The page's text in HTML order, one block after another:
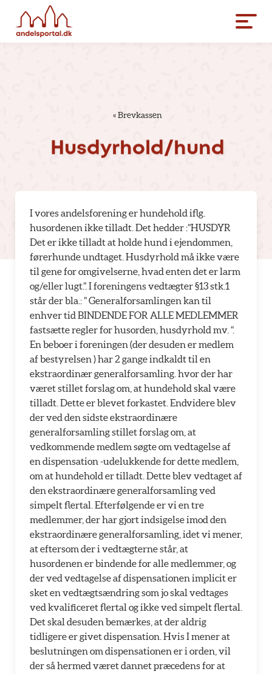
«Brevkassen
Husdyrhold/hund
I vores andelsforening er hundehold iflg.
husordenen ikke tilladt. Det hedder :”HUSDYR
Det er ikke tilladt at holde hund i ejendommen,
førerhunde undtaget. Husdyrhold må ikke være
til gene for omgivelserne, hvad enten det er larm
og/eller lugt.”. I foreningens vedtægter §13 stk.1
står der bla.: ” Generalforsamlingen kan til
enhver tid BINDENDE FOR ALLE MEDLEMMER
fastsætte regler for husorden, husdyrhold mv. “.
En beboer i foreningen (der desuden er medlem
af bestyrelsen ) har 2 gange indkaldt til en
ekstraordinær generalforsamling. hvor der har
været stillet forslag om, at hundehold skal være
tilladt. Dette er blevet forkastet. Endvidere blev
der ved den sidste ekstraordinære
generalforsamling stillet forslag om, at
vedkommende medlem søgte om vedtagelse af
en dispensation -udelukkende for dette medlem,
om at hundehold er tilladt. Dette blev vedtaget af
den ekstraordinære generalforsamling ved
simpelt flertal. Efterfølgende er vi en tre
medlemmer, der har gjort indsigelse imod den
ekstraordinære generalforsamling, idet vi mener,
at eftersom der i vedtægterne står, at
husordenen er bindende for alle medlemmer, og
der ved vedtagelse af dispensationen implicit er
sket en vedtægtsændring som jo skal vedtages
ved kvalificeret flertal og ikke ved simpelt flertal.
Det skal desuden bemærkes, at der aldrig
tidligere er givet dispensation. Hvis I mener at
beslutningen om dispensationen er i orden, vil
der så hermed været dannet præcedens for at